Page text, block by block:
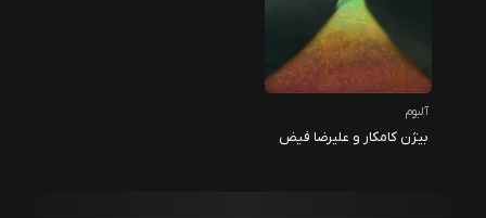
آلبوم
بیژن کامکار و علیرضا فیض